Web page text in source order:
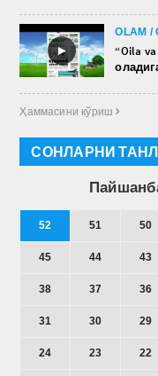
►
OLAM /
“Oila
Ҳаммасини кўриш 
СОНЛАРНИ
52 51 50
45 44 43
38 37 36
31 30 29
24 23 22